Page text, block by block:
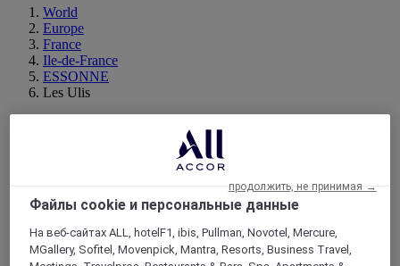
World
Europe
France
Ile-de-France
ESSONNE
Les Ulis
Файлы cookie и персональные данные
На веб-сайтах ALL, hotelF1, ibis, Pullman, Novotel, Mercure,
MGallery, Sofitel, Movenpick, Mantra, Resorts, Business Travel,
продолжить, не принимая →